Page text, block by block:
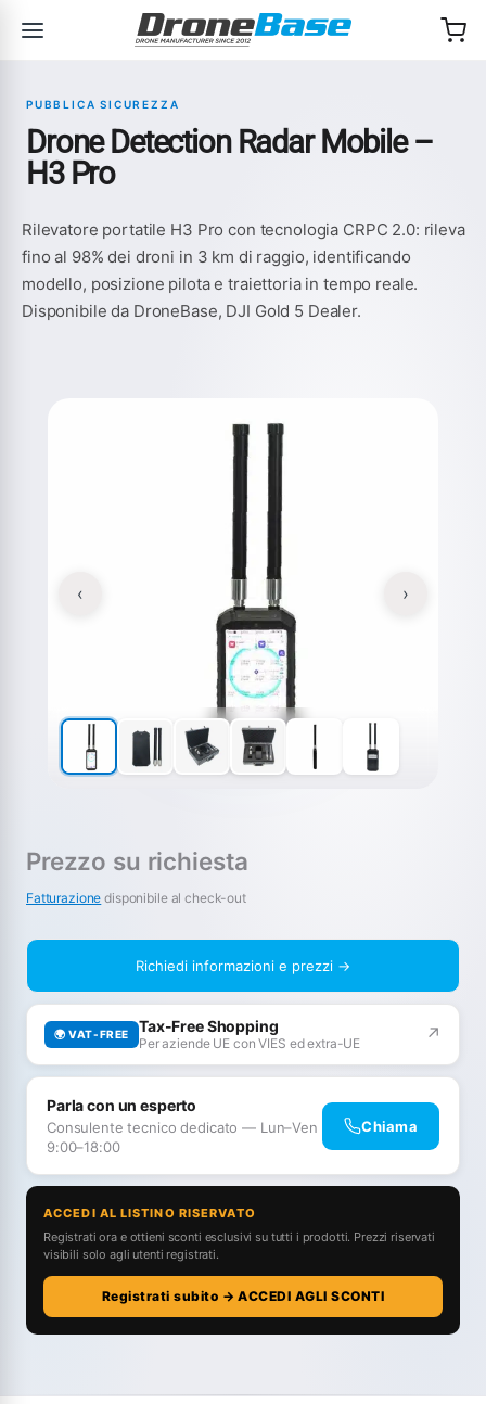
PUBBLICA SICUREZZA
Drone Detection Radar Mobile –
H3 Pro
Rilevatore portatile H3 Pro con tecnologia CRPC 2.0: rileva
fino al 98% dei droni in 3 km di raggio, identificando
modello, posizione pilota e traiettoria in tempo reale.
Disponibile da DroneBase, DJI Gold 5 Dealer.
‹ ›
Prezzo su richiesta
Fatturazione disponibile al check-out
Richiedi informazioni e prezzi →
🌍 VAT-FREE Tax-Free Shopping
Per aziende UE con VIES ed extra-UE ↗
Parla con un esperto
Consulente tecnico dedicato — Lun–Ven
9:00–18:00
Chiama
ACCEDI AL LISTINO RISERVATO
Registrati ora e ottieni sconti esclusivi su tutti i prodotti. Prezzi riservati
visibili solo agli utenti registrati.
Registrati subito → ACCEDI AGLI SCONTI